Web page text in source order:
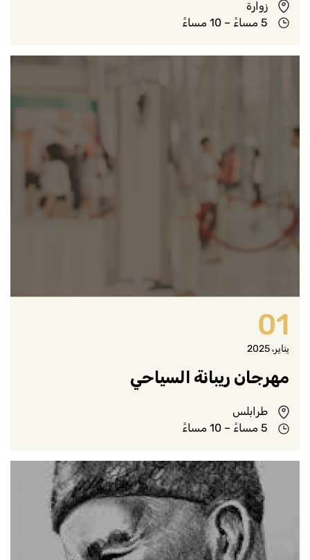
زوارة
5 مساءً – 10 مساءً
01
يناير، 2025
مهرجان ريبانة السياحي
طرابلس
5 مساءً – 10 مساءً